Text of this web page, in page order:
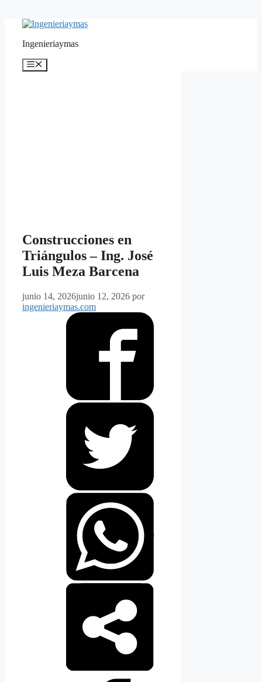
Ingenieriaymas
Menú
Construcciones en
Triángulos – Ing. José
Luis Meza Barcena
junio 14, 2026junio 12, 2026 por
ingenieriaymas.com